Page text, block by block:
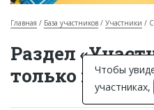
Горячие объекты
База строящихся
Главная База участников Участники
Раздел
только
Чтобы
участниках,